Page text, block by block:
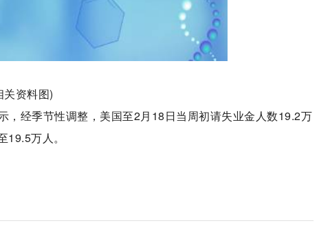
关资料图)
，经季节性调整，美国至2月18日当周初请失业金人数19.2万
万人。